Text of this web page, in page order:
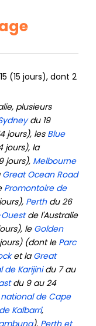
(15 jours), dont 2
plusieurs
Sydneydu 19
jours), lesBlue
jours), la
jours),Melbourne
Great Ocean Road
Promontoire de
Perthdu 26
de l'Australie
leGolden
(dont leParc